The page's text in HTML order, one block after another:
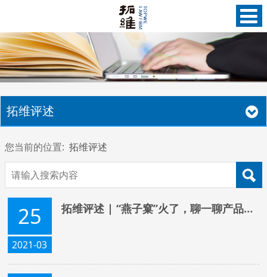
拓维评述
您当前的位置: 拓维评述
25
2021-03
拓维评述 | “燕子窠”火了，聊一聊产品地名标识的合法使用